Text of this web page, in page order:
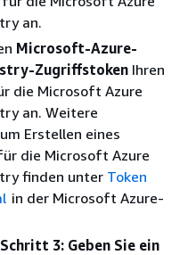
an.
Microsoft-Azure-
Zugriffstoken Ihren
die Microsoft Azure
an. Weitere
Erstellen eines
die Microsoft Azure
finden unter Token
in der Microsoft Azure-
Schritt 3: Geben Sie ein